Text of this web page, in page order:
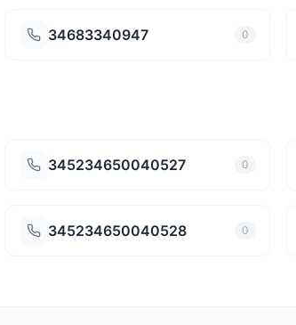
34683340947 0
345234650040527 0
345234650040528 0